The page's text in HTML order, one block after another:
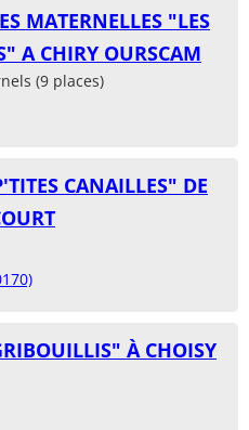
MATERNELLES "LES
A CHIRY OURSCAM
(9 places)
CANAILLES" DE
À CHOISY